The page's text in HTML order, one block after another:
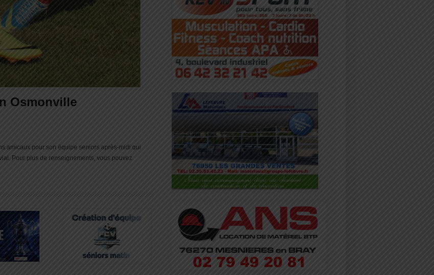
Osmonville
amicaux pour son équipe seniors après-midi qui
Pour plus de renseignements, vous pouvez